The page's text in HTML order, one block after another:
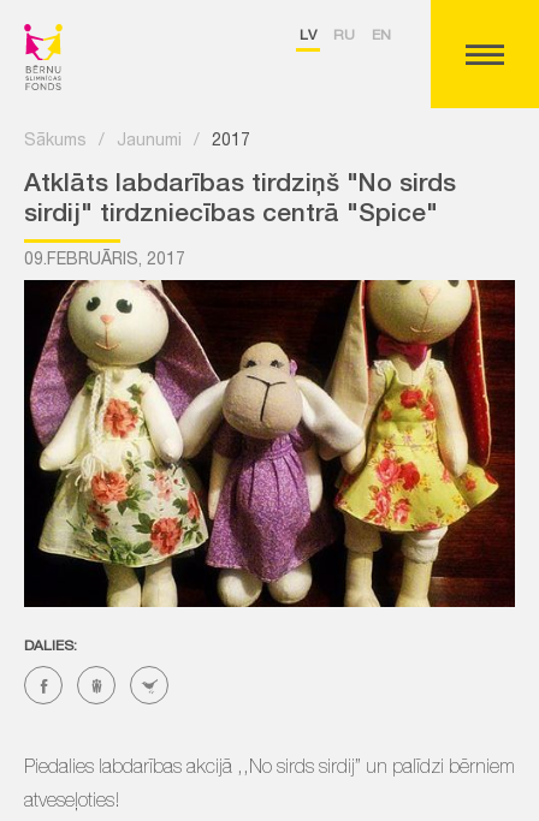
LV RU EN
Sākums / Jaunumi / 2017
Atklāts labdarības tirdziņš "No sirds
sirdij" tirdzniecības centrā "Spice"
09.FEBRUĀRIS, 2017
DALIES:
Piedalies labdarības akcijā ,,No sirds sirdij” un palīdzi bērniem
atveseļoties!